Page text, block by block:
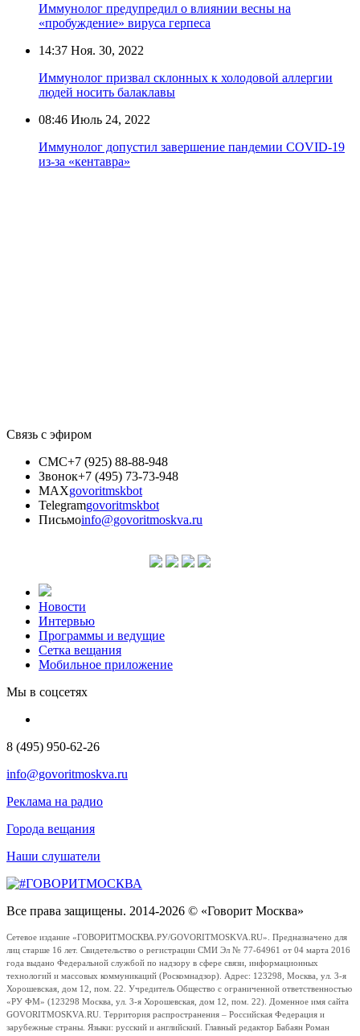
Иммунолог предупредил о влиянии весны на
«пробуждение» вируса герпеса
14:37 Ноя. 30, 2022
Иммунолог призвал склонных к холодовой аллергии
людей носить балаклавы
08:46 Июль 24, 2022
Иммунолог допустил завершение пандемии COVID-19
из-за «кентавра»
Связь с эфиром
СМС+7 (925) 88-88-948
Звонок+7 (495) 73-73-948
MAXgovoritmskbot
Telegramgovoritmskbot
Письмоinfo@govoritmoskva.ru
Новости
Интервью
Программы и ведущие
Сетка вещания
Мобильное приложение
Мы в соцсетях
8 (495) 950-62-26
info@govoritmoskva.ru
Реклама на радио
Города вещания
Наши слушатели
Все права защищены. 2014-2026 © «Говорит Москва»
Сетевое издание «ГОВОРИТМОСКВА.РУ/GOVORITMOSKVA.RU». Предназначено для
лиц старше 16 лет. Свидетельство о регистрации СМИ Эл № 77-64961 от 04 марта 2016
года выдано Федеральной службой по надзору в сфере связи, информационных
технологий и массовых коммуникаций (Роскомнадзор). Адрес: 123298, Москва, ул. 3-я
Хорошевская, дом 12, пом. 22. Учредитель Общество с ограниченной ответственностью
«РУ ФМ» (123298 Москва, ул. 3-я Хорошевская, дом 12, пом. 22). Доменное имя сайта
GOVORITMOSKVA.RU. Территория распространения – Российская Федерация и
зарубежные страны. Языки: русский и английский. Главный редактор Бабаян Роман